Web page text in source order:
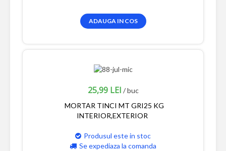
ADAUGA IN COS
25,99 LEI / buc
MORTAR TINCI MT GRI25 KG
INTERIOR,EXTERIOR
Produsul este in stoc
Se expediaza la comanda